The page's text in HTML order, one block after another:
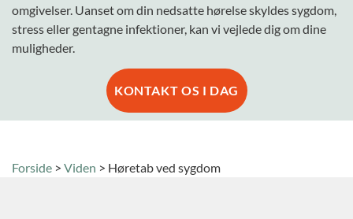
omgivelser. Uanset om din nedsatte hørelse skyldes sygdom,
stress eller gentagne infektioner, kan vi vejlede dig om dine
muligheder.
KONTAKT OS I DAG
Forside > Viden > Høretab ved sygdom